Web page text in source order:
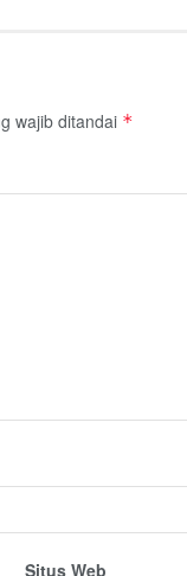
wajib ditandai *
Situs Web